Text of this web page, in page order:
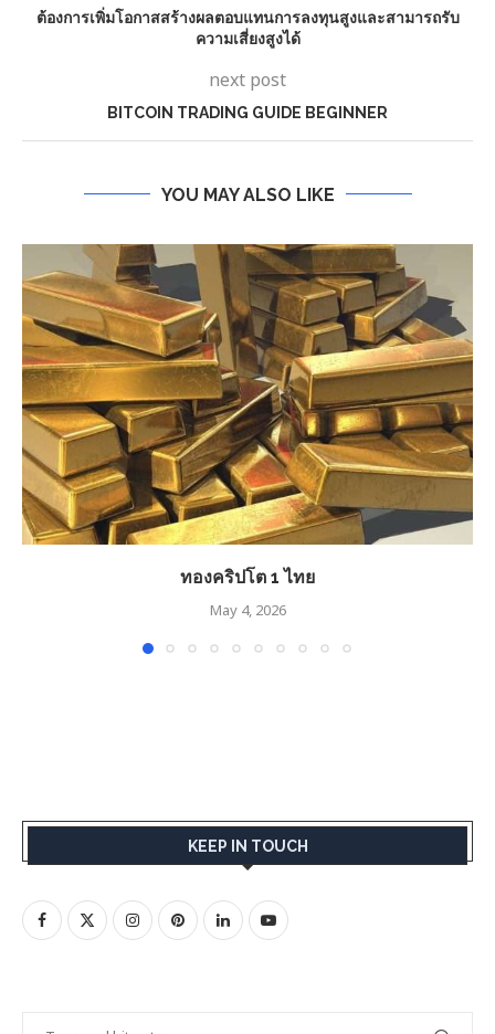
ต้องการเพิ่มโอกาสสร้างผลตอบแทนการลงทุนสูงและสามารถรับ
ความเสี่ยงสูงได้
next post
BITCOIN TRADING GUIDE BEGINNER
YOU MAY ALSO LIKE
ทองคริปโต 1 ไทย
May 4, 2026
KEEP IN TOUCH